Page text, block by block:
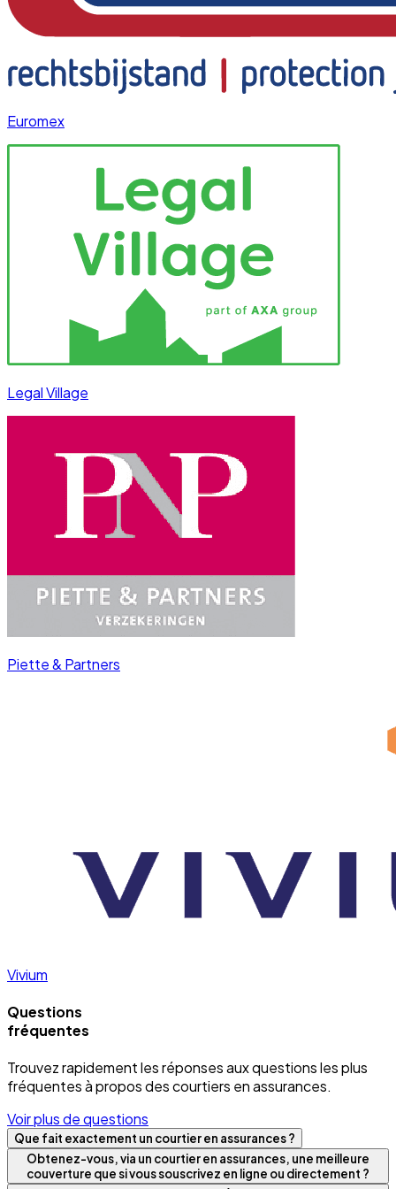
Euromex
Legal Village
Piette & Partners
Vivium
Questions
fréquentes
Trouvez rapidement les réponses aux questions les plus
fréquentes à propos des courtiers en assurances.
Voir plus de questions
Que fait exactement un courtier en assurances ?
Obtenez-vous, via un courtier en assurances, une meilleure
couverture que si vous souscrivez en ligne ou directement ?